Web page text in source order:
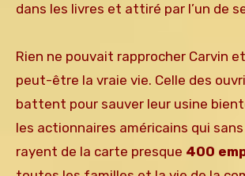
dans les livres et attiré par l’un de
Rien ne pouvait rapprocher Carvin
peut-être la vraie vie. Celle des
battent pour sauver leur usine
les actionnaires américains qui
rayent de la carte presque 400